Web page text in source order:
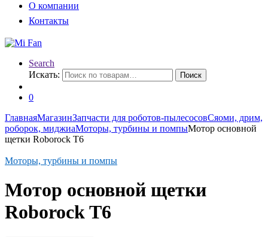
О компании
Контакты
Search
Искать:
Поиск
0
ГлавнаяМагазинЗапчасти для роботов-пылесосовСяоми, дрим,
роборок, миджиаМоторы, турбины и помпыМотор основной
щетки Roborock T6
Моторы, турбины и помпы
Мотор основной щетки
Roborock T6